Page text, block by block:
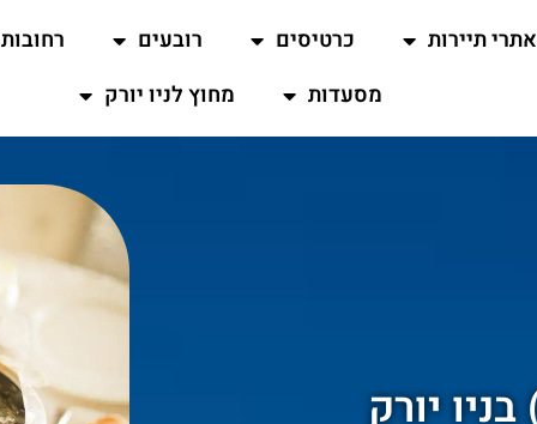
אתרי תיירות כרטיסים רובעים רחובות
מסעדות
מחוץ לניו יורק